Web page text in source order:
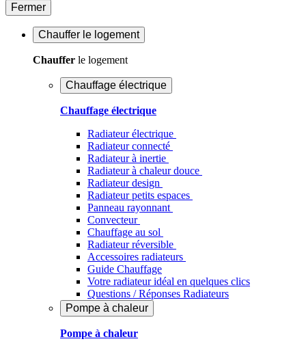
Fermer
Chauffer le logement
Chauffer le logement
Chauffage électrique
Chauffage électrique
Radiateur électrique
Radiateur connecté
Radiateur à inertie
Radiateur à chaleur douce
Radiateur design
Radiateur petits espaces
Panneau rayonnant
Convecteur
Chauffage au sol
Radiateur réversible
Accessoires radiateurs
Guide Chauffage
Votre radiateur idéal en quelques clics
Questions / Réponses Radiateurs
Pompe à chaleur
Pompe à chaleur